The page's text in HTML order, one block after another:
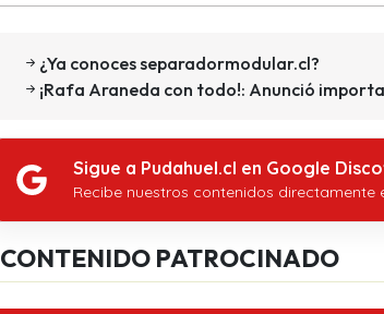
¿Ya conoces separadormodular.cl?
¡Rafa Araneda con todo!: Anunció
Sigue a Pudahuel.cl en Google
Recibe nuestros contenidos directamente
CONTENIDO PATROCINADO